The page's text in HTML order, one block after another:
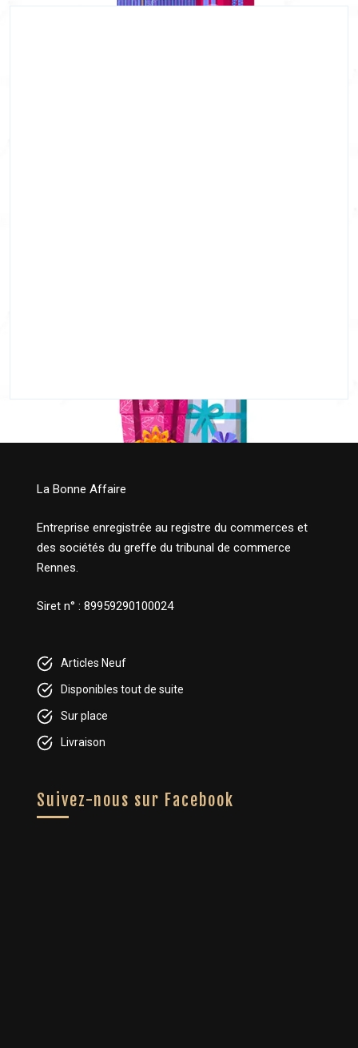
La Bonne Affaire
Entreprise enregistrée au registre du commerces et
des sociétés du greffe du tribunal de commerce
Rennes.
Siret n° : 89959290100024
Articles Neuf
Disponibles tout de suite
Sur place
Livraison
Suivez-nous sur Facebook